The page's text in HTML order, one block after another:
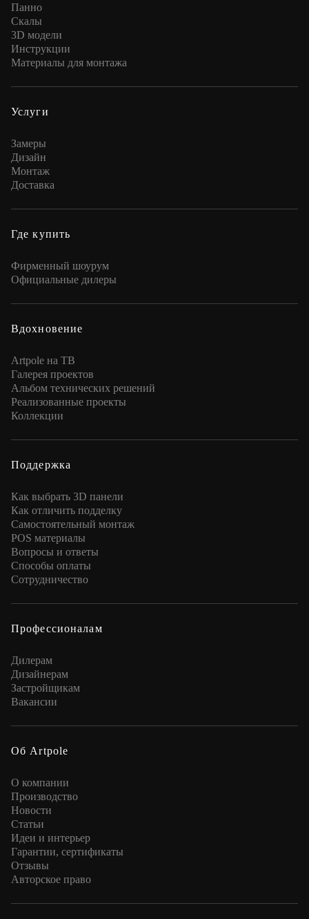
Панно
Скалы
3D модели
Инструкции
Материалы для монтажа
Услуги
Замеры
Дизайн
Монтаж
Доставка
Где купить
Фирменный шоурум
Официальные дилеры
Вдохновение
Artpole на ТВ
Галерея проектов
Альбом технических решений
Реализованные проекты
Коллекции
Поддержка
Как выбрать 3D панели
Как отличить подделку
Самостоятельный монтаж
POS материалы
Вопросы и ответы
Способы оплаты
Сотрудничество
Профессионалам
Дилерам
Дизайнерам
Застройщикам
Вакансии
Об Artpole
О компании
Производство
Новости
Статьи
Идеи и интерьер
Гарантии, сертификаты
Отзывы
Авторское право